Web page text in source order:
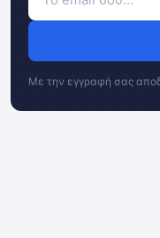
Με την εγγραφή σας